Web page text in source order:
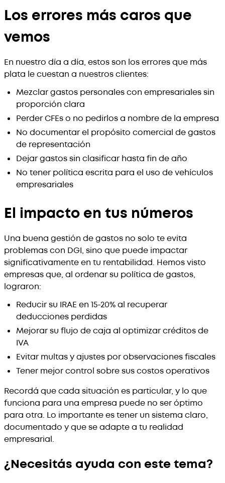
Los errores más caros que
vemos
En nuestro día a día, estos son los errores que más
plata le cuestan a nuestros clientes:
Mezclar gastos personales con empresariales sin
proporción clara
Perder CFEs o no pedirlos a nombre de la empresa
No documentar el propósito comercial de gastos
de representación
Dejar gastos sin clasificar hasta fin de año
No tener política escrita para el uso de vehículos
empresariales
El impacto en tus números
Una buena gestión de gastos no solo te evita
problemas con DGI, sino que puede impactar
significativamente en tu rentabilidad. Hemos visto
empresas que, al ordenar su política de gastos,
lograron:
Reducir su IRAE en 15-20% al recuperar
deducciones perdidas
Mejorar su flujo de caja al optimizar créditos de
IVA
Evitar multas y ajustes por observaciones fiscales
Tener mejor control sobre sus costos operativos
Recordá que cada situación es particular, y lo que
funciona para una empresa puede no ser óptimo
para otra. Lo importante es tener un sistema claro,
documentado y que se adapte a tu realidad
empresarial.
¿Necesitás ayuda con este tema?